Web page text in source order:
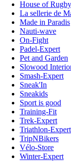
House of Rugby
La sellerie de
Made in Paradis
Nauti-wave
On-Fight
Padel-Expert
Pet and Garden
Slowood
Smash-Expert
Sneak'In
Sneakids
Sport is good
Training-Fit
Trek-Expert
Triathlon-Expert
TripNBikers
Vélo-Store
Winter-Expert